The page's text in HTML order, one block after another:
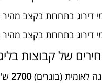
דירוג בתחרות בקצב מהיר או ביניים בת
דירוג בתחרות בקצב מהיר או ביניים בת
של קבוצות
לאומית (בוגרים)2700